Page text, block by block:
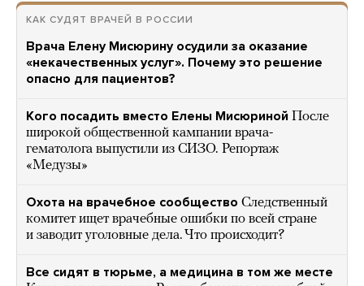
КАК СУДЯТ ВРАЧЕЙ В РОССИИ
Врача Елену Мисюрину осудили за оказание
«некачественных услуг». Почему это решение
опасно для пациентов?
Кого посадить вместо Елены Мисюриной После
широкой общественной кампании врача-
гематолога выпустили из СИЗО. Репортаж
«Медузы»
Охота на врачебное сообщество Следственный
комитет ищет врачебные ошибки по всей стране
и заводит уголовные дела. Что происходит?
Все сидят в тюрьме, а медицина в том же месте